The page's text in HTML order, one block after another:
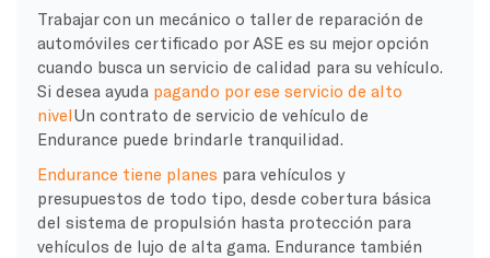
Trabajar con un mecánico o taller de reparación de
automóviles certificado por ASE es su mejor opción
cuando busca un servicio de calidad para su vehículo.
Si desea ayuda pagando por ese servicio de alto
nivelUn contrato de servicio de vehículo de
Endurance puede brindarle tranquilidad.
Endurance tiene planes para vehículos y
presupuestos de todo tipo, desde cobertura básica
del sistema de propulsión hasta protección para
vehículos de lujo de alta gama. Endurance también